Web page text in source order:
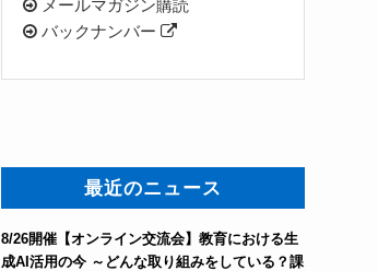
メールマガジン購読
バックナンバー
最近のニュース
8/26開催【オンライン交流会】教育における生
成AI活用の今 ～どんな取り組みをしている？課